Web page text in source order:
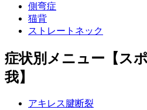
側弯症
猫背
ストレートネック
症状別メニュー【ス
我】
アキレス腱断裂